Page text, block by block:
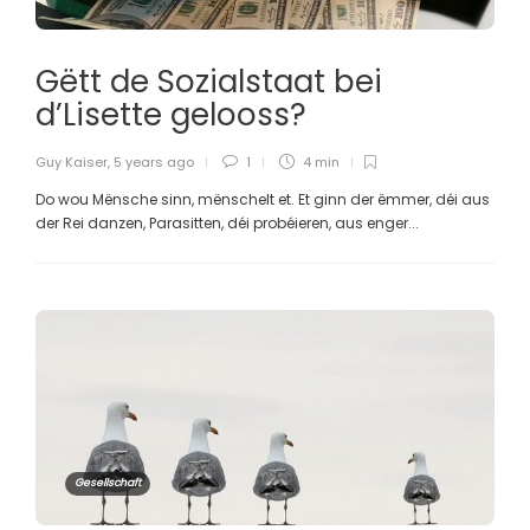
Gëtt de Sozialstaat bei
d’Lisette gelooss?
Guy Kaiser, 5 years ago 1 4 min
Do wou Mënsche sinn, mënschelt et. Et ginn der ëmmer, déi aus
der Rei danzen, Parasitten, déi probéieren, aus enger...
Gesellschaft